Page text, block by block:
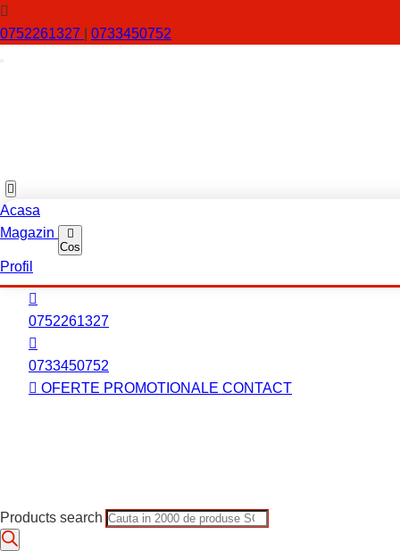
0752261327 0733450752
Acasa
Magazin
Cos
Profil
0752261327
0733450752
OFERTE PROMOTIONALE CONTACT
Products search